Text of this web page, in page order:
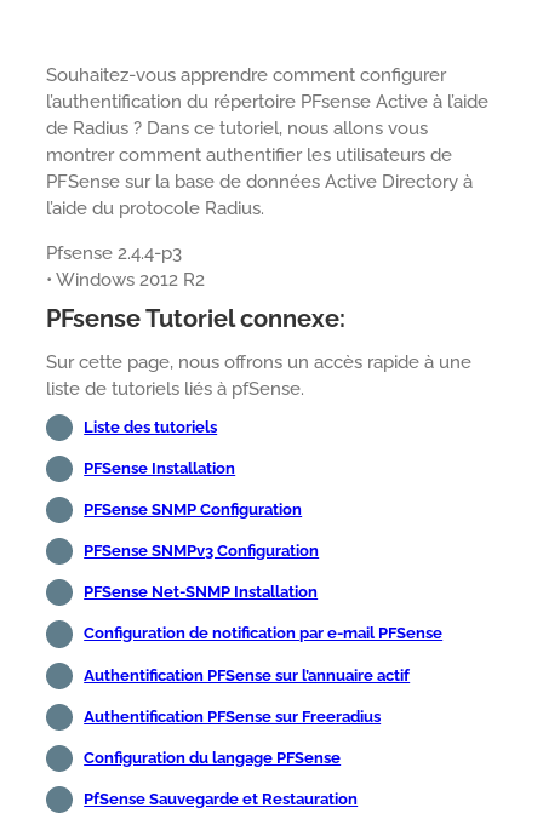
Souhaitez-vous apprendre comment configurer
l’authentification du répertoire PFsense Active à l’aide
de Radius ? Dans ce tutoriel, nous allons vous
montrer comment authentifier les utilisateurs de
PFSense sur la base de données Active Directory à
l’aide du protocole Radius.
Pfsense 2.4.4-p3
• Windows 2012 R2
PFsense Tutoriel connexe:
Sur cette page, nous offrons un accès rapide à une
liste de tutoriels liés à pfSense.
Liste des tutoriels
PFSense Installation
PFSense SNMP Configuration
PFSense SNMPv3 Configuration
PFSense Net-SNMP Installation
Configuration de notification par e-mail PFSense
Authentification PFSense sur l’annuaire actif
Authentification PFSense sur Freeradius
Configuration du langage PFSense
PfSense Sauvegarde et Restauration